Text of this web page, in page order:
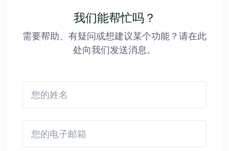
我们能帮忙吗？
需要帮助、有疑问或想建议某个功能？请在此
处向我们发送消息。